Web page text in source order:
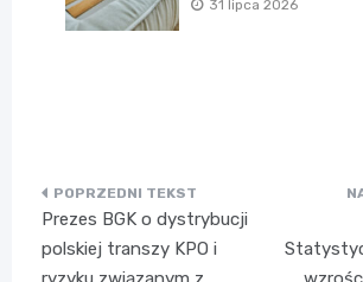
31 lipca 2026
Nawigacja
wpisu
Prezes BGK o dystrybucji
polskiej transzy KPO i